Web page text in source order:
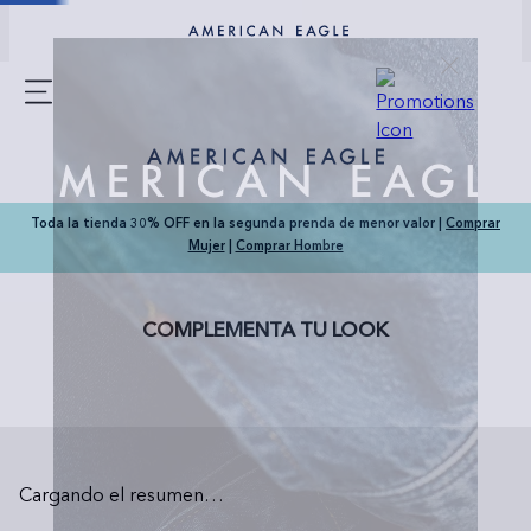
Toda la tienda 30% OFF en la segunda prenda de menor valor | Comprar
Mujer| Comprar Hombre
COMPLEMENTA TU LOOK
Cargando el resumen…